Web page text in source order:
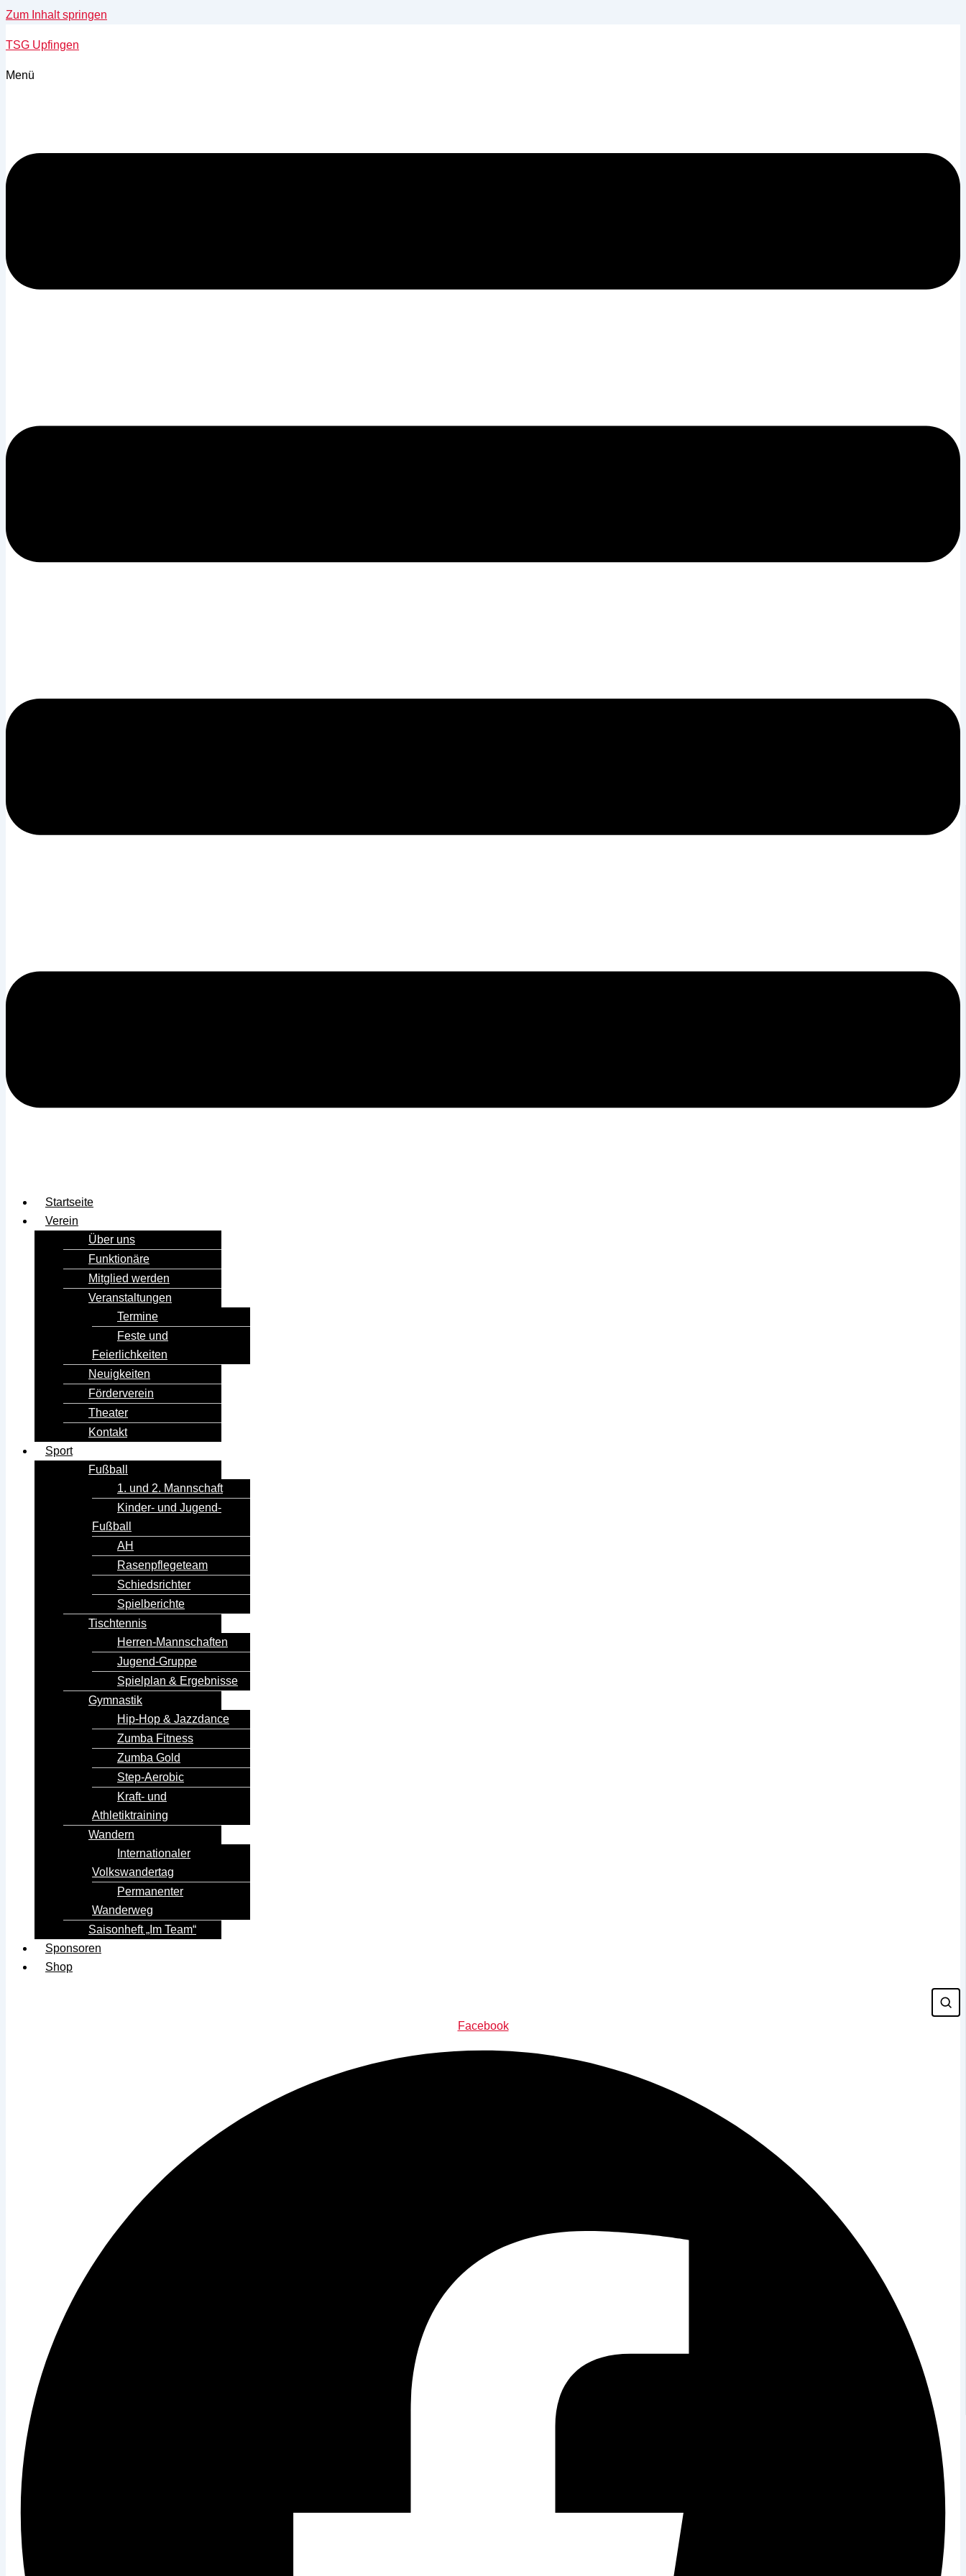
Zum Inhalt springen
TSG Upfingen
Menü
Startseite
Verein
Über uns
Funktionäre
Mitglied werden
Veranstaltungen
Termine
Feste und
Feierlichkeiten
Neuigkeiten
Förderverein
Theater
Kontakt
Sport
Fußball
1. und 2. Mannschaft
Kinder- und Jugend-
Fußball
AH
Rasenpflegeteam
Schiedsrichter
Spielberichte
Tischtennis
Herren-Mannschaften
Jugend-Gruppe
Spielplan & Ergebnisse
Gymnastik
Hip-Hop & Jazzdance
Zumba Fitness
Zumba Gold
Step-Aerobic
Kraft- und
Athletiktraining
Wandern
Internationaler
Volkswandertag
Permanenter
Wanderweg
Saisonheft „Im Team“
Sponsoren
Shop
Facebook